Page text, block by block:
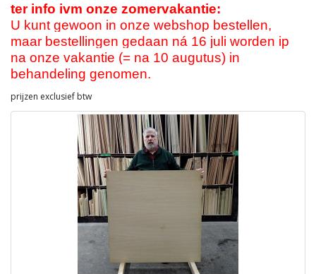
ter info ivm onze zomervakantie:
U kunt gewoon in onze webshop bestellen,
maar bestellingen gedaan ná 16 juli worden ip
na onze vakantie (= na 10 augutus) in
behandeling genomen.
prijzen exclusief btw